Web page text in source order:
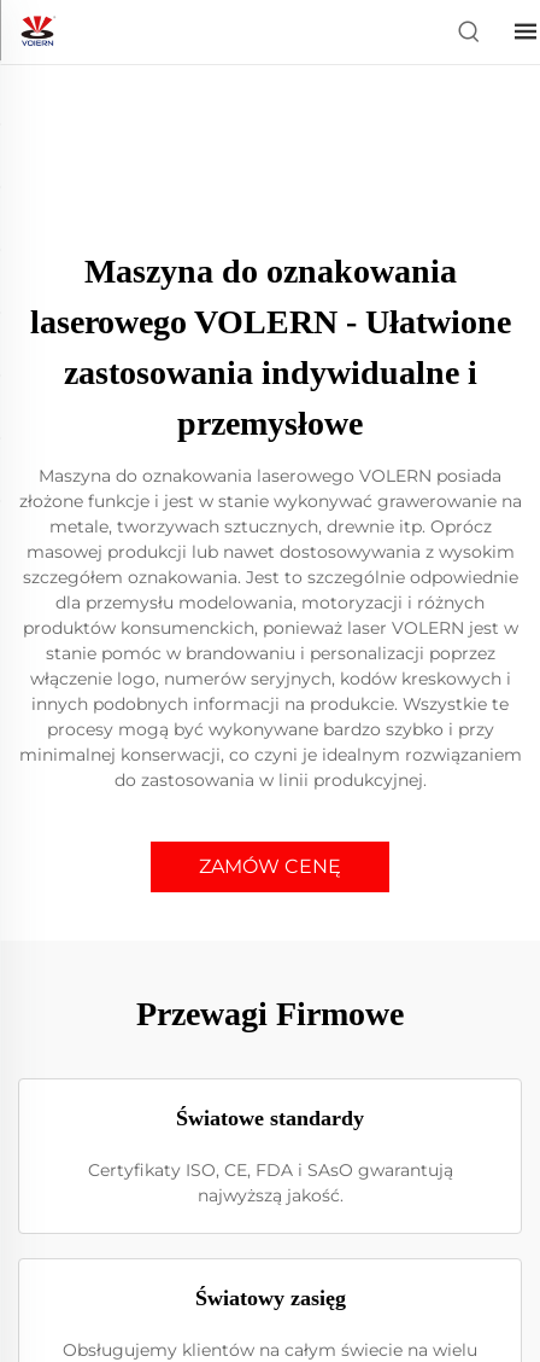
Maszyna do oznakowania
laserowego VOLERN - Ułatwione
zastosowania indywidualne i
przemysłowe
Maszyna do oznakowania laserowego VOLERN posiada
złożone funkcje i jest w stanie wykonywać grawerowanie na
metale, tworzywach sztucznych, drewnie itp. Oprócz
masowej produkcji lub nawet dostosowywania z wysokim
szczegółem oznakowania. Jest to szczególnie odpowiednie
dla przemysłu modelowania, motoryzacji i różnych
produktów konsumenckich, ponieważ laser VOLERN jest w
stanie pomóc w brandowaniu i personalizacji poprzez
włączenie logo, numerów seryjnych, kodów kreskowych i
innych podobnych informacji na produkcie. Wszystkie te
procesy mogą być wykonywane bardzo szybko i przy
minimalnej konserwacji, co czyni je idealnym rozwiązaniem
do zastosowania w linii produkcyjnej.
ZAMÓW CENĘ
Przewagi Firmowe
Światowe standardy
Certyfikaty ISO, CE, FDA i SAsO gwarantują
najwyższą jakość.
Światowy zasięg
Obsługujemy klientów na całym świecie na wielu